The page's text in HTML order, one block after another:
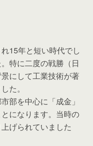
15年と短い時代でし
特に二度の戦勝（日
にして工業技術が著
た。
部を中心に「成金」
になります。当時の
げられていました